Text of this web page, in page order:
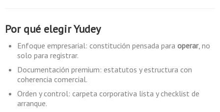
Por qué elegirYudey
Enfoque empresarial: constitución pensada para operar, no
solo para registrar.
Documentación premium: estatutos y estructura con
coherencia comercial.
Orden y control: carpeta corporativa lista y checklist de
arranque.